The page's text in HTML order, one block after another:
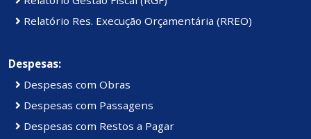
Relatório Res. Execução Orçamentária (RREO)
Despesas:
Despesas com Obras
Despesas com Passagens
Despesas com Restos a Pagar